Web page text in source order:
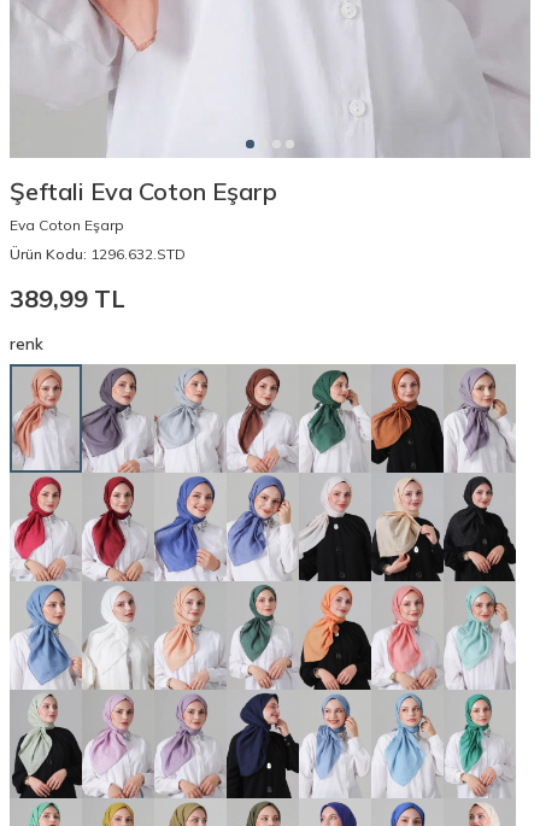
Şeftali Eva Coton Eşarp
Eva Coton Eşarp
Ürün Kodu: 1296.632.STD
389,99 TL
renk